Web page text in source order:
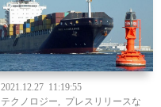
2021.12.27 11:19:55
テクノロジー
プレスリリースな